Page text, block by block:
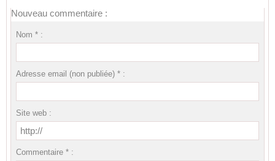
Nouveau commentaire :
Nom * :
Adresse email (non publiée) * :
Site web :
Commentaire * :